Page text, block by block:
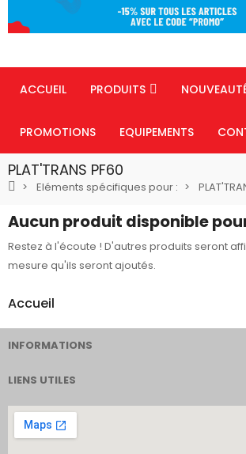
ACCUEIL PRODUITS
PROMOTIONS EQUIPEMENTS
PLAT'TRANS PF60
Eléments spécifiques pour :
Accueil
Aucun produit disponible
Restez à l'écoute ! D'autres produits seront
mesure qu'ils seront ajoutés.
INFORMATIONS
LIENS UTILES